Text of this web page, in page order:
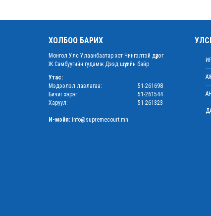
ХОЛБОО БАРИХ
Монгол Улс Улаанбаатар хот Чингэлтэй дүүрэг
Ж.Самбуугийн гудамж Дээд шүүхийн байр
Утас:
Мэдээлэл лавлагаа:
51-261698
Бичиг хэрэг:
51-261544
Харуул:
51-261323
И-мэйл: info@supremecourt.mn